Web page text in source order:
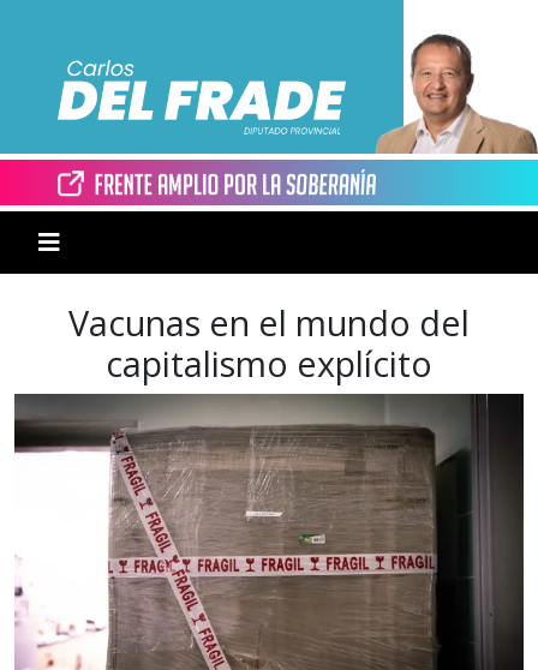
Vacunas en el mundo del
capitalismo explícito